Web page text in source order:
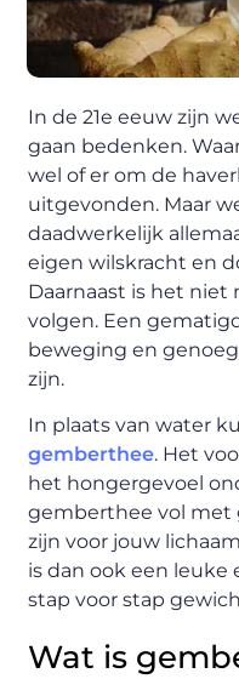
In de 21e eeuw zijn
gaan bedenken.
wel of er om de
uitgevonden. Maar
daadwerkelijk
eigen wilskracht en
Daarnaast is het
volgen. Een
beweging en
zijn.
In plaats van water
gemberthee. Het
het hongergevoel
gemberthee vol met
zijn voor jouw
is dan ook een
stap voor stap
Wat is